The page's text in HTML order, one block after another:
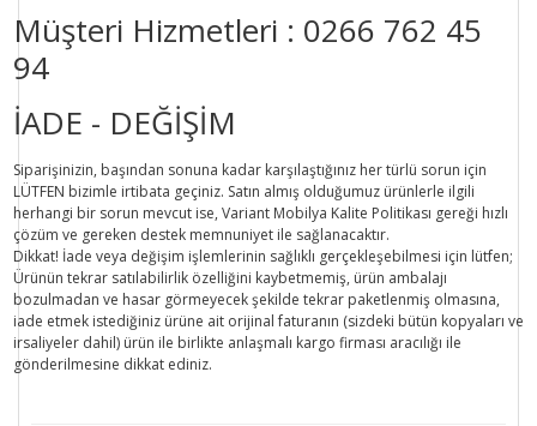
Müşteri Hizmetleri : 0266 762 45
94
İADE - DEĞİŞİM
Siparişinizin, başından sonuna kadar karşılaştığınız her türlü sorun için
LÜTFEN bizimle irtibata geçiniz. Satın almış olduğumuz ürünlerle ilgili
herhangi bir sorun mevcut ise, Variant Mobilya Kalite Politikası gereği hızlı
çözüm ve gereken destek memnuniyet ile sağlanacaktır.
Dikkat! İade veya değişim işlemlerinin sağlıklı gerçekleşebilmesi için lütfen;
Ürünün tekrar satılabilirlik özelliğini kaybetmemiş, ürün ambalajı
bozulmadan ve hasar görmeyecek şekilde tekrar paketlenmiş olmasına,
iade etmek istediğiniz ürüne ait orijinal faturanın (sizdeki bütün kopyaları ve
irsaliyeler dahil) ürün ile birlikte anlaşmalı kargo firması aracılığı ile
gönderilmesine dikkat ediniz.